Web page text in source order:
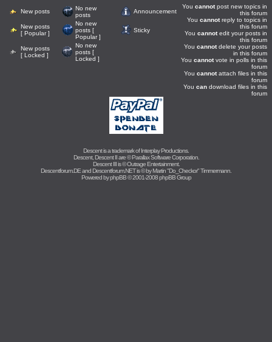
New posts
No new
posts
Announcement
New posts
[ Popular ]
No new
posts [
Popular ]
Sticky
New posts
[ Locked ]
No new
posts [
Locked ]
You cannotpost new topics in
this forum
You cannotreply to topics in
this forum
You cannotedit your posts in
this forum
You cannotdelete your posts
in this forum
You cannotvote in polls in this
forum
You cannotattach files in this
forum
You can download files in this
forum
Descent is a trademark ofInterplay Productions.
Descent, Descent II are ©Parallax Software Corporation.
Descent III is ©Outrage Entertainment.
Descentforum.DE and Descentforum.NET is © byMartin "Do_Checkor" Timmermann
Powered byphpBB© 2001-2008 phpBB Group